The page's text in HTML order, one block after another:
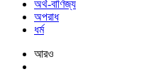
অর্থ-বাণিজ্য
অপরাধ
ধর্ম
আরও